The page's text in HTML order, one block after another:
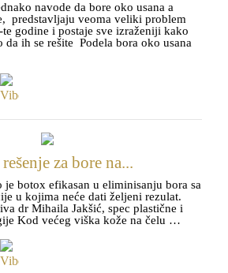
navode da bore oko usana a
predstavljaju veoma veliki problem
godine i postaje sve izraženiji kako
da ih se rešite Podela bora oko usana
za bore na...
je botox efikasan u eliminisanju bora sa
u kojima neće dati željeni rezulat.
dr Mihaila Jakšić, spec plastične i
Kod većeg viška kože na čelu …